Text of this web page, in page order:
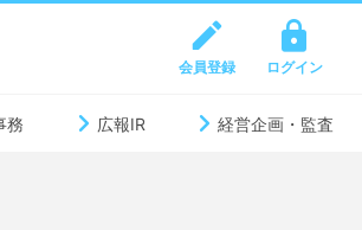
会員登録 ログイン
務 広報IR 経営企画・監査